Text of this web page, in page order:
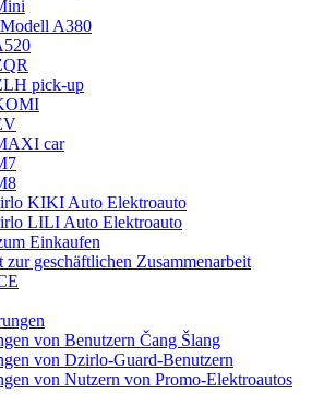
A380
pick-up
car
KIKI Auto Elektroauto
LILI Auto Elektroauto
Einkaufen
zur geschäftlichen Zusammenarbeit
von Benutzern Čang Šlang
von Dzirlo-Guard-Benutzern
von Nutzern von Promo-Elektroautos